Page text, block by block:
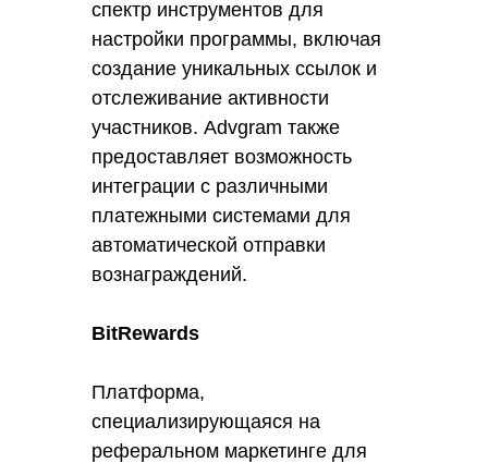
спектр инструментов для
настройки программы, включая
создание уникальных ссылок и
отслеживание активности
участников. Advgram также
предоставляет возможность
интеграции с различными
платежными системами для
автоматической отправки
вознаграждений.
BitRewards
Платформа,
специализирующаяся на
реферальном маркетинге для